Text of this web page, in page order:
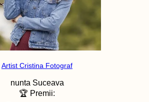
Artist Cristina Fotograf
nunta Suceava
🏆 Premii: